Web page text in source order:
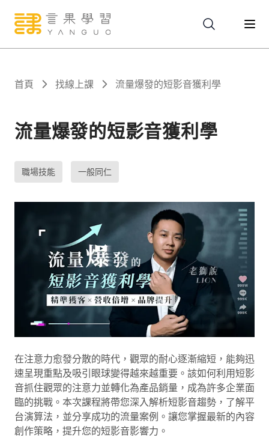
關於
服務
課程
報名
首頁 找線上課 流量爆發的短影音獲利學
流量爆發的短影音獲利學
職場技能 一般同仁
在注意力愈發分散的時代，觀眾的耐心逐漸縮短，能夠迅
速呈現重點及吸引眼球變得越來越重要。該如何利用短影
音抓住觀眾的注意力並轉化為產品銷量，成為許多企業面
臨的挑戰。本次課程將帶您深入解析短影音趨勢，了解平
台演算法，並分享成功的流量案例。讓您掌握最新的內容
創作策略，提升您的短影音影響力。